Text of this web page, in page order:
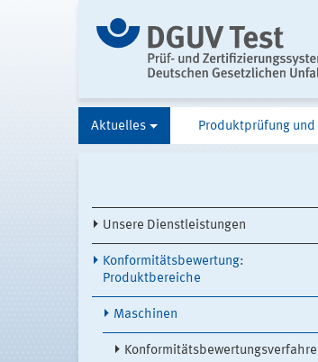
Aktuelles Produktprüfung
Unsere Dienstleistungen
Konformitätsbewertung:
Produktbereiche
Maschinen